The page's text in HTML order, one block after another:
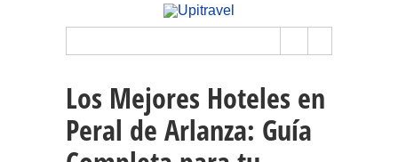
Los Mejores Hoteles en
Peral de Arlanza: Guía